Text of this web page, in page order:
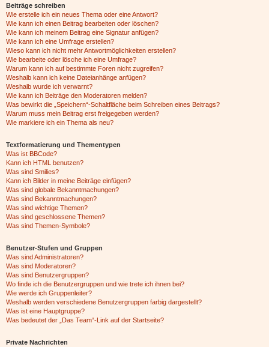
Beiträge schreiben
Wie erstelle ich ein neues Thema oder eine Antwort?
Wie kann ich einen Beitrag bearbeiten oder löschen?
Wie kann ich meinem Beitrag eine Signatur anfügen?
Wie kann ich eine Umfrage erstellen?
Wieso kann ich nicht mehr Antwortmöglichkeiten erstellen?
Wie bearbeite oder lösche ich eine Umfrage?
Warum kann ich auf bestimmte Foren nicht zugreifen?
Weshalb kann ich keine Dateianhänge anfügen?
Weshalb wurde ich verwarnt?
Wie kann ich Beiträge den Moderatoren melden?
Was bewirkt die „Speichern“-Schaltfläche beim Schreiben eines Beitrags?
Warum muss mein Beitrag erst freigegeben werden?
Wie markiere ich ein Thema als neu?
Textformatierung und Thementypen
Was ist BBCode?
Kann ich HTML benutzen?
Was sind Smilies?
Kann ich Bilder in meine Beiträge einfügen?
Was sind globale Bekanntmachungen?
Was sind Bekanntmachungen?
Was sind wichtige Themen?
Was sind geschlossene Themen?
Was sind Themen-Symbole?
Benutzer-Stufen und Gruppen
Was sind Administratoren?
Was sind Moderatoren?
Was sind Benutzergruppen?
Wo finde ich die Benutzergruppen und wie trete ich ihnen bei?
Wie werde ich Gruppenleiter?
Weshalb werden verschiedene Benutzergruppen farbig dargestellt?
Was ist eine Hauptgruppe?
Was bedeutet der „Das Team“-Link auf der Startseite?
Private Nachrichten